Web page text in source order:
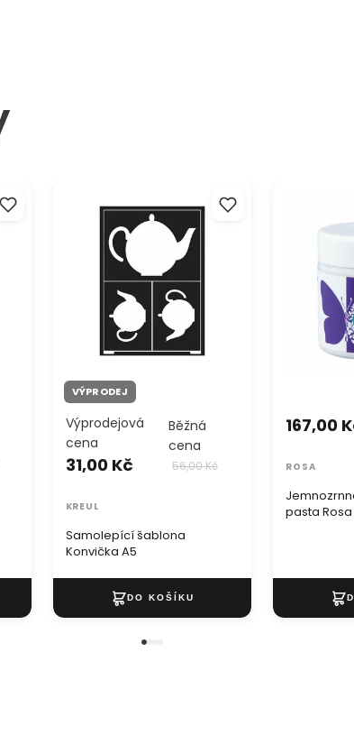
VÝPRODEJ
Samolepící šablona
Konvička A5
Výprodejová
cena
31,00 Kč
Běžná
cena
56,00 Kč
KREUL
pasta Rosa
167,00
ROSA